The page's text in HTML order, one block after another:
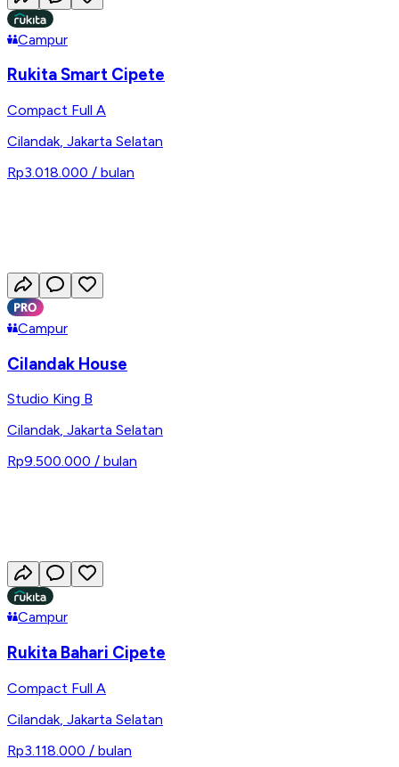
Campur
Rukita Smart Cipete
Compact Full A
Cilandak, Jakarta Selatan
Rp3.018.000 / bulan
Campur
Cilandak House
Studio King B
Cilandak, Jakarta Selatan
Rp9.500.000 / bulan
Campur
Rukita Bahari Cipete
Compact Full A
Cilandak, Jakarta Selatan
Rp3.118.000 / bulan